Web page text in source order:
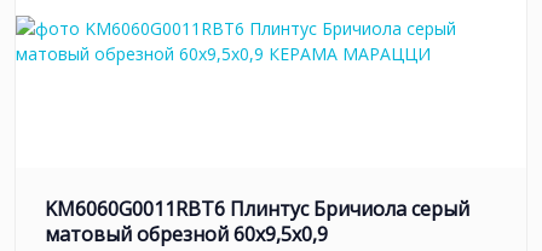
KM6060G0011RBT6 Плинтус Бричиола серый
матовый обрезной 60x9,5x0,9